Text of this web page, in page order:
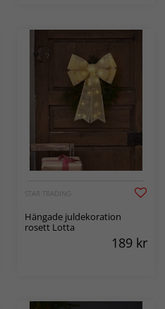
STAR TRADING
Hängade juldekoration
rosett Lotta
189 kr